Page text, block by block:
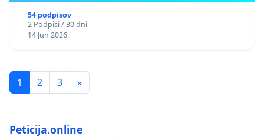
54 podpisov
2 Podpisi / 30 dni
14 Jun 2026
1 2 3 »
Peticija.online